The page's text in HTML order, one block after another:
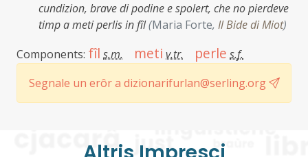
cundizion, brave di podine e spolert, che no pierdeve
timp a meti perlis in fîl(Maria Forte, Il Bide di Miot)
Components: fîl s.m. meti v.tr. perle s.f.
Segnale un erôr a dizionarifurlan@serling.org